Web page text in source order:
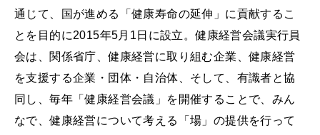
通じて、国が進める「健康寿命の延伸」に貢献するこ
とを目的に2015年5月1日に設立。健康経営会議実行員
会は、関係省庁、健康経営に取り組む企業、健康経営
を支援する企業・団体・自治体、そして、有識者と協
同し、毎年「健康経営会議」を開催することで、みん
なで、健康経営について考える「場」の提供を行って